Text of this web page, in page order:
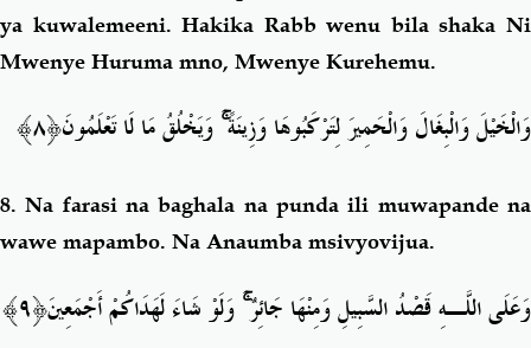
ya kuwalemeeni. Hakika Rabb wenu bila shaka Ni
Mwenye Huruma mno, Mwenye Kurehemu.
وَالْخَيْلَ وَالْبِغَالَ وَالْحَمِيرَ لِتَرْكَبُوهَا وَزِينَةًۚوَيَخْلُقُ مَا لَا تَعْلَمُونَ﴿٨﴾
8.Na farasi na baghala na punda ili muwapande na
wawe mapambo. Na Anaumba msivyovijua.
وَعَلَى اللَّـهِ قَصْدُ السَّبِيلِ وَمِنْهَا جَائِرٌۚوَلَوْ شَاءَ لَهَدَاكُمْ أَجْمَعِينَ﴿٩﴾